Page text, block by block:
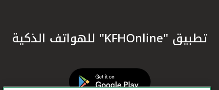
تطبيق "KFHOnline" للهواتف الذكية